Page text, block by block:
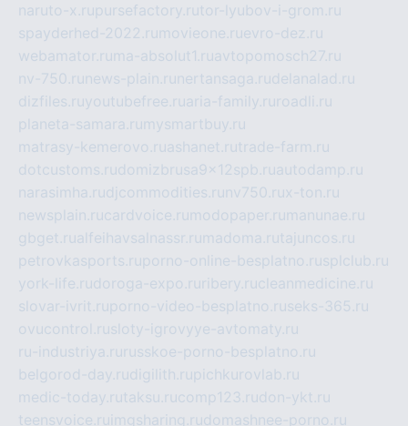
naruto-x.rupursefactory.rutor-lyubov-i-grom.ru
spayderhed-2022.ru movieone.ruevro-dez.ru
webamator.ru ma-absolut1.ruavtopomosch27.ru
nv-750.ru news-plain.ru nertansaga.rudelanalad.ru
dizfiles.ruyoutubefree.ruaria-family.ru roadli.ru
planeta-samara.ru mysmartbuy.ru
matrasy-kemerovo.ruashanet.rutrade-farm.ru
dotcustoms.rudomizbrusa9x12spb.ruautodamp.ru
narasimha.rudjcommodities.ru nv750.rux-ton.ru
newsplain.rucardvoice.ru modopaper.ru manunae.ru
gbget.rualfeihavsalnassr.ru madoma.rutajuncos.ru
petrovkasports.ruporno-online-besplatno.rusplclub.ru
york-life.rudoroga-expo.ru ribery.rucleanmedicine.ru
slovar-ivrit.ruporno-video-besplatno.ruseks-365.ru
ovucontrol.rusloty-igrovyye-avtomaty.ru
ru-industriya.ru russkoe-porno-besplatno.ru
belgorod-day.rudigilith.rupichkurovlab.ru
medic-today.rutaksu.rucomp123.rudon-ykt.ru
teensvoice.ru imgsharing.rudomashnee-porno.ru